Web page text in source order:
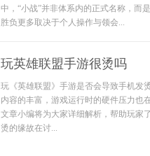
中，“小战”并非体系内的正式名称，而
胜负更多取决于个人操作与领会...
玩英雄联盟手游很烫吗
玩《英雄联盟》手游是否会导致手机发
内容的丰富，游戏运行时的硬件压力也
文章小编将为大家详细解析，帮助玩家
烫的缘故在讨...